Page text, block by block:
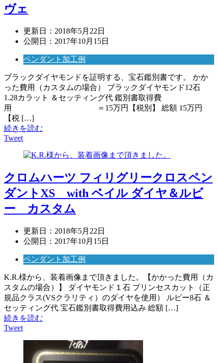
ヴェ
更新日： 2018年5月22日
公開日： 2017年10月15日
ペンダント加工例
ブラックダイヤモンドを証明する、宝石鑑別書です。 かか
った費用（カスタムの場合） ブラックダイヤモンド12石
1.28カラット ＆セッティング代 鑑別書取得費
用 ＝15万円【税別】 総額 15万円
【税 […]
続きを読む
Tweet
クロムハーツ フィリグリークロスペン
ダントXS with ベイル ダイヤ＆ルビ
ー カスタム
更新日： 2018年5月22日
公開日： 2017年10月15日
ペンダント加工例
K.R.様から、装着画像まで頂きました。【かかった費用（カ
スタムの場合）】 ダイヤモンド１石 プリンセスカット（正
規品クラス(VSクラリティ）のダイヤを使用） ルビー8石 ＆
セッティング代 宝石鑑別書取得費用込み 総額 […]
続きを読む
Tweet